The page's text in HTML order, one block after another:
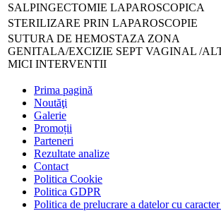
SALPINGECTOMIE LAPAROSCOPICA
STERILIZARE PRIN LAPAROSCOPIE
SUTURA DE HEMOSTAZA ZONA
GENITALA/EXCIZIE SEPT VAGINAL /
MICI INTERVENTII
Prima pagină
Noutăţi
Galerie
Promoții
Parteneri
Rezultate analize
Contact
Politica Cookie
Politica GDPR
Politica de prelucrare a datelor cu